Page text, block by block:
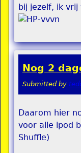
bij jezelf, ik
Nog 2
Submitted by
Daarom hier
voor alle ipod
Shuffle)